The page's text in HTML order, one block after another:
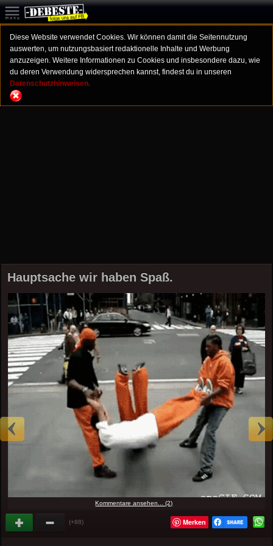
Diese Website verwendet Cookies. Wir können damit die Seitennutzung
auswerten, um nutzungsbasiert redaktionelle Inhalte und Werbung
anzuzeigen. Weitere Informationen zu Cookies und insbesondere dazu, wie
du deren Verwendung widersprechen kannst, findest du in unseren
Datenschutzhinweisen.
Hauptsache wir haben Spaß.
Kommentare ansehen... (2)
(+88) Merken